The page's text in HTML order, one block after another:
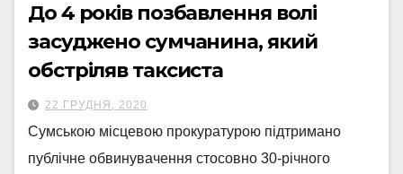
До 4 років позбавлення волі
засуджено сумчанина, який
обстріляв таксиста
22 ГРУДНЯ, 2020
Сумською місцевою прокуратурою підтримано
публічне обвинувачення стосовно 30-річного